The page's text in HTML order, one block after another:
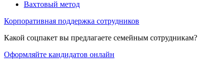
Вахтовый метод
Корпоративная поддержка сотрудников
Какой соцпакет вы предлагаете семейным сотрудникам?
Оформляйте кандидатов онлайн